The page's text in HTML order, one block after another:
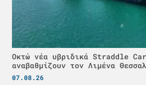
Οκτώ νέα υβριδικά Straddle
αναβαθμίζουν τον Λιμένα
07.08.26